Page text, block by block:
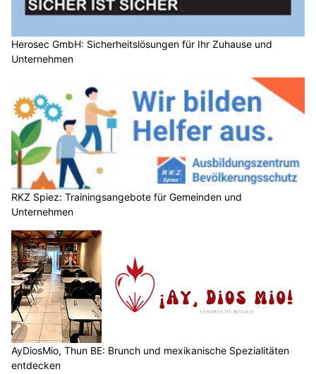
Herosec GmbH: Sicherheitslösungen für Ihr Zuhause und
Unternehmen
RKZ Spiez: Trainingsangebote für Gemeinden und
Unternehmen
AyDiosMio, Thun BE: Brunch und mexikanische Spezialitäten
entdecken